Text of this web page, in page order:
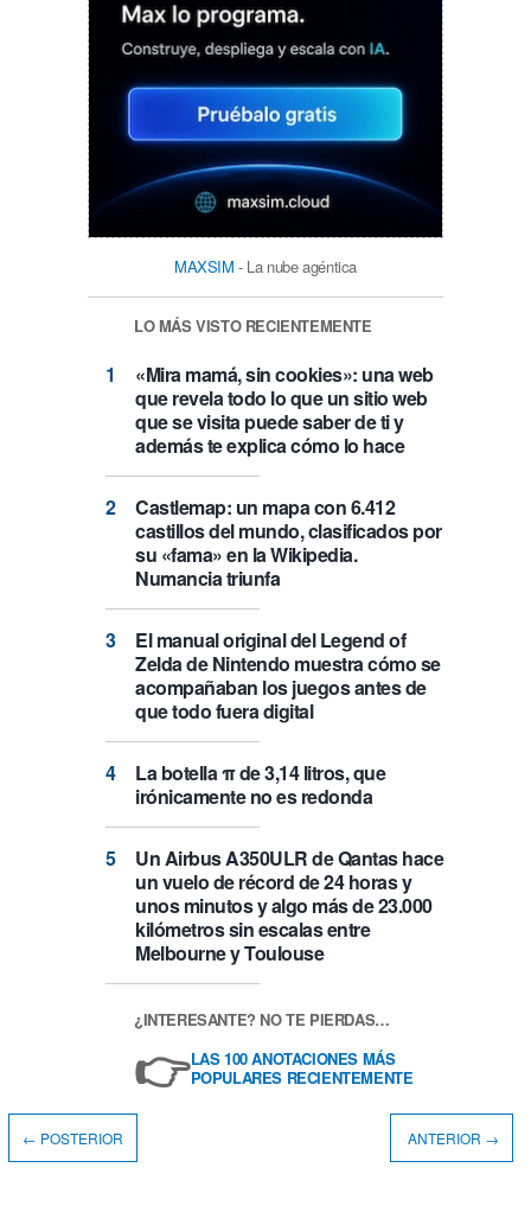
MAXSIM - La nube agéntica
LO MÁS VISTO RECIENTEMENTE
«Mira mamá, sin cookies»: una web
que revela todo lo que un sitio web
que se visita puede saber de ti y
además te explica cómo lo hace
Castlemap: un mapa con 6.412
castillos del mundo, clasificados por
su «fama» en la Wikipedia.
Numancia triunfa
El manual original del Legend of
Zelda de Nintendo muestra cómo se
acompañaban los juegos antes de
que todo fuera digital
La botella π de 3,14 litros, que
irónicamente no es redonda
Un Airbus A350ULR de Qantas hace
un vuelo de récord de 24 horas y
unos minutos y algo más de 23.000
kilómetros sin escalas entre
Melbourne y Toulouse
¿INTERESANTE? NO TE PIERDAS…
👉LAS 100 ANOTACIONES MÁS
POPULARES RECIENTEMENTE
← POSTERIOR ANTERIOR →